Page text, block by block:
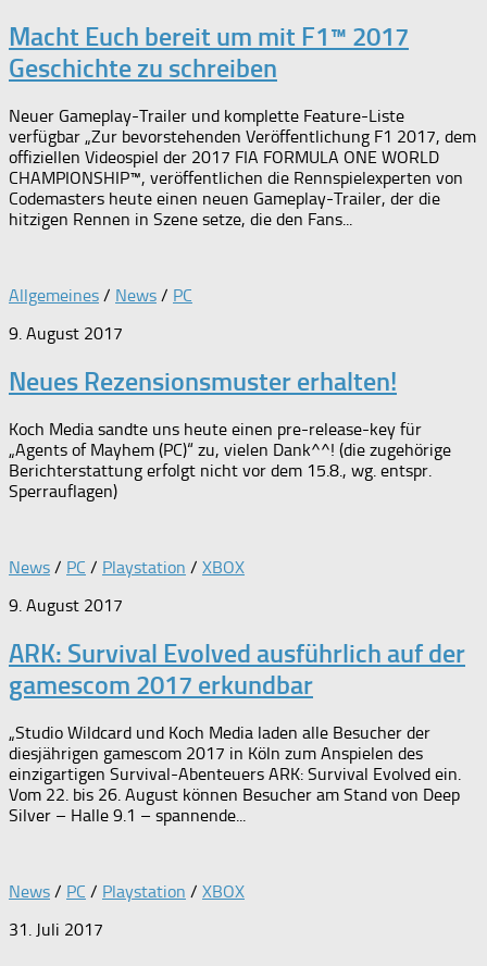
Macht Euch bereit um mit F1™ 2017
Geschichte zu schreiben
Neuer Gameplay-Trailer und komplette Feature-Liste
verfügbar „Zur bevorstehenden Veröffentlichung F1 2017, dem
offiziellen Videospiel der 2017 FIA FORMULA ONE WORLD
CHAMPIONSHIP™, veröffentlichen die Rennspielexperten von
Codemasters heute einen neuen Gameplay-Trailer, der die
hitzigen Rennen in Szene setze, die den Fans...
Allgemeines / News / PC
9. August 2017
Neues Rezensionsmuster erhalten!
Koch Media sandte uns heute einen pre-release-key für
„Agents of Mayhem (PC)“ zu, vielen Dank^^! (die zugehörige
Berichterstattung erfolgt nicht vor dem 15.8., wg. entspr.
Sperrauflagen)
News / PC / Playstation / XBOX
9. August 2017
ARK: Survival Evolved ausführlich auf der
gamescom 2017 erkundbar
„Studio Wildcard und Koch Media laden alle Besucher der
diesjährigen gamescom 2017 in Köln zum Anspielen des
einzigartigen Survival-Abenteuers ARK: Survival Evolved ein.
Vom 22. bis 26. August können Besucher am Stand von Deep
Silver – Halle 9.1 – spannende...
News / PC / Playstation / XBOX
31. Juli 2017